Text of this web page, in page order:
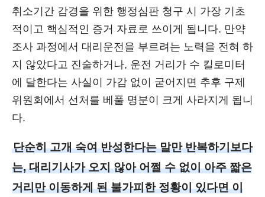
취소기간 감경을 위한 행정심판 청구 시 가장 기초
적이고 핵심적인 증거 자료로 쓰이게 됩니다. 만약
조사 과정에서 대리운전을 부르려는 노력을 전혀 하
지 않았다고 진술하거나, 운전 거리가 수 킬로미터
에 달한다는 사실이 가감 없이 굳어지면 추후 구제
위원회에서 선처를 베풀 명분이 크게 사라지게 됩니
다.
단순히 고개 숙여 반성한다는 말만 반복하기보다
는, 대리기사가 오지 않아 어쩔 수 없이 아주 짧은
거리만 이동하게 된 불가피한 정황이 있다면 이